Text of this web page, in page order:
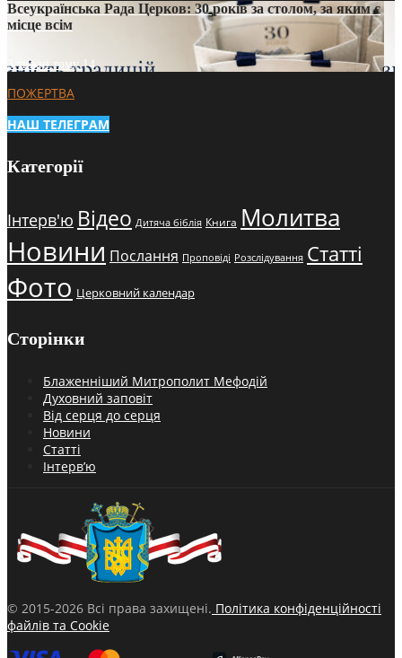
Всеукраїнська Рада Церков: 30 років за столом, за яким є
місце всім
3 тижні тому14
ПОЖЕРТВА
НАШ ТЕЛЕГРАМ
Категорії
Інтерв'ю Відео Дитяча біблія Книга Молитва
Новини Послання Проповіді Розслідування Статті
Фото Церковний календар
Сторінки
Блаженніший Митрополит Мефодій
Духовний заповіт
Від серця до серця
Новини
Статті
Інтерв’ю
© 2015-2026 Всі права захищені. Політика конфіденційності
файлів та Cookie